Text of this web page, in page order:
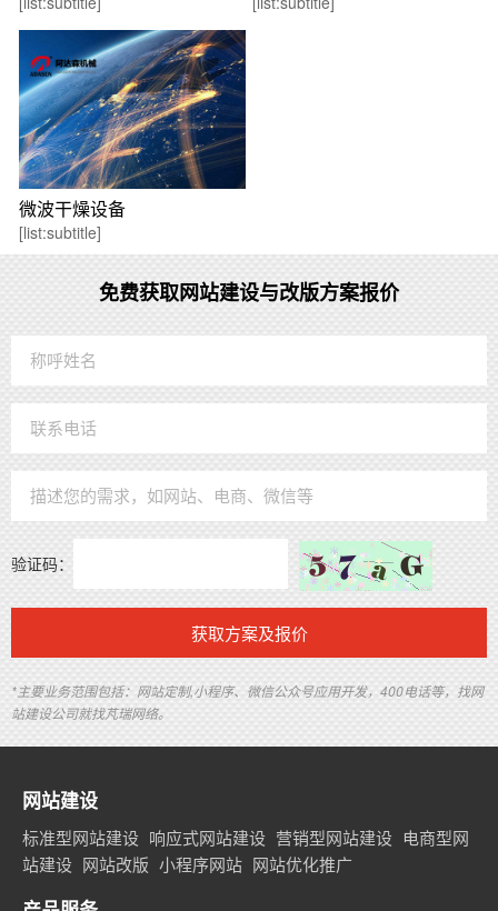
微波干燥设备
[list:subtitle]
免费获取网站建设与改版方案报价
验证码：
获取方案及报价
*主要业务范围包括：网站定制,小程序、微信公众号应用开发，400电话等，找网
站建设公司就找芃瑞网络。
网站建设
标准型网站建设 响应式网站建设 营销型网站建设 电商型网
站建设 网站改版 小程序网站 网站优化推广